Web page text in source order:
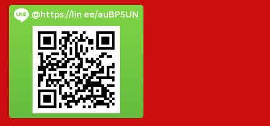
@https://lin.ee/auBP5UN